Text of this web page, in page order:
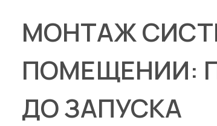
МОНТАЖ
ПОМЕЩЕНИИ:
ДО ЗАПУСКА